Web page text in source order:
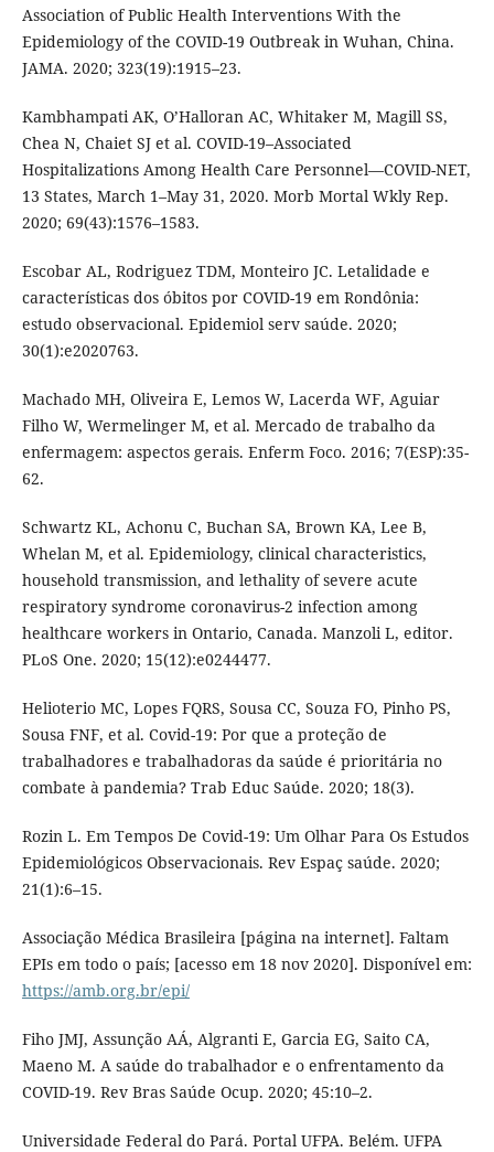
Association of Public Health Interventions With the
Epidemiology of the COVID-19 Outbreak in Wuhan, China.
JAMA. 2020; 323(19):1915–23.
Kambhampati AK, O’Halloran AC, Whitaker M, Magill SS,
Chea N, Chaiet SJ et al. COVID-19–Associated
Hospitalizations Among Health Care Personnel—COVID-NET,
13 States, March 1–May 31, 2020. Morb Mortal Wkly Rep.
2020; 69(43):1576–1583.
Escobar AL, Rodriguez TDM, Monteiro JC. Letalidade e
características dos óbitos por COVID-19 em Rondônia:
estudo observacional. Epidemiol serv saúde. 2020;
30(1):e2020763.
Machado MH, Oliveira E, Lemos W, Lacerda WF, Aguiar
Filho W, Wermelinger M, et al. Mercado de trabalho da
enfermagem: aspectos gerais. Enferm Foco. 2016; 7(ESP):35-
62.
Schwartz KL, Achonu C, Buchan SA, Brown KA, Lee B,
Whelan M, et al. Epidemiology, clinical characteristics,
household transmission, and lethality of severe acute
respiratory syndrome coronavirus-2 infection among
healthcare workers in Ontario, Canada. Manzoli L, editor.
PLoS One. 2020; 15(12):e0244477.
Helioterio MC, Lopes FQRS, Sousa CC, Souza FO, Pinho PS,
Sousa FNF, et al. Covid-19: Por que a proteção de
trabalhadores e trabalhadoras da saúde é prioritária no
combate à pandemia? Trab Educ Saúde. 2020; 18(3).
Rozin L. Em Tempos De Covid-19: Um Olhar Para Os Estudos
Epidemiológicos Observacionais. Rev Espaç saúde. 2020;
21(1):6–15.
Associação Médica Brasileira [página na internet]. Faltam
EPIs em todo o país; [acesso em 18 nov 2020]. Disponível em:
https://amb.org.br/epi/
Fiho JMJ, Assunção AÁ, Algranti E, Garcia EG, Saito CA,
Maeno M. A saúde do trabalhador e o enfrentamento da
COVID-19. Rev Bras Saúde Ocup. 2020; 45:10–2.
Universidade Federal do Pará. Portal UFPA. Belém. UFPA